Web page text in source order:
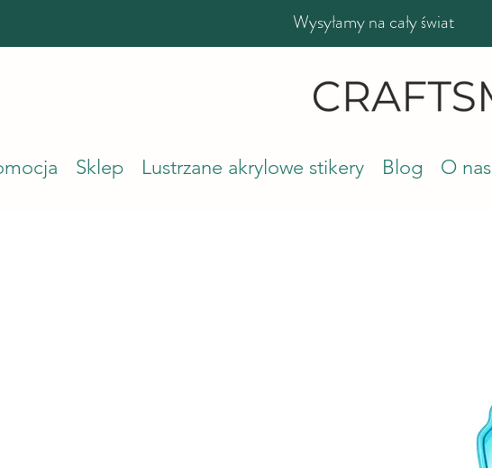
Wysyłamy na cały świat
Sklep Lustrzane akrylowe stikery Blog O nas